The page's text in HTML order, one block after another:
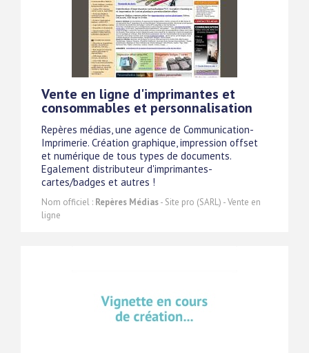
Vente en ligne d'imprimantes et
consommables et personnalisation
Repères médias, une agence de Communication-
Imprimerie. Création graphique, impression offset
et numérique de tous types de documents.
Egalement distributeur d'imprimantes-
cartes/badges et autres !
Nom officiel : Repères Médias- Site pro (SARL) - Vente en
ligne